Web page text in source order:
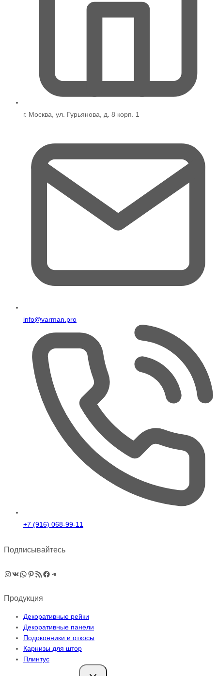
г. Москва, ул. Гурьянова, д. 8 корп. 1
info@varman.pro
+7 (916) 068-99-11
Подписывайтесь
Instagram
ВКонтакте
WhatsApp
Pinterest
RSS-рассылка
Facebook
Telegram
Продукция
Декоративные рейки
Декоративные панели
Подоконники и откосы
Карнизы для штор
Плинтус
Переключить